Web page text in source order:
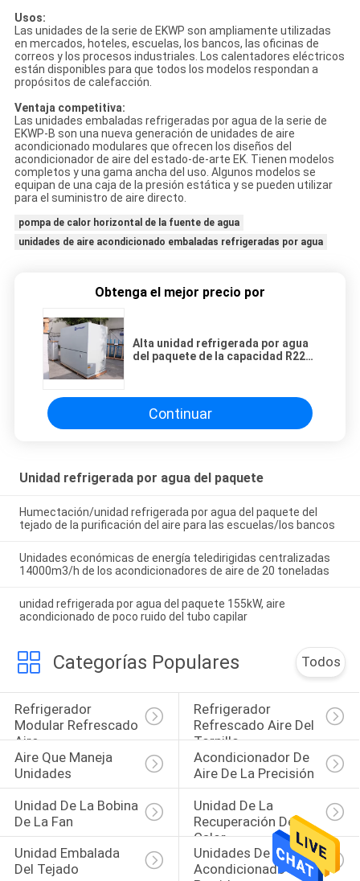
Usos:
Las unidades de la serie de EKWP son ampliamente utilizadas
en mercados, hoteles, escuelas, los bancos, las oficinas de
correos y los procesos industriales. Los calentadores eléctricos
están disponibles para que todos los modelos respondan a
propósitos de calefacción.
Ventaja competitiva:
Las unidades embaladas refrigeradas por agua de la serie de
EKWP-B son una nueva generación de unidades de aire
acondicionado modulares que ofrecen los diseños del
acondicionador de aire del estado-de-arte EK. Tienen modelos
completos y una gama ancha del uso. Algunos modelos se
equipan de una caja de la presión estática y se pueden utilizar
para el suministro de aire directo.
pompa de calor horizontal de la fuente de agua
unidades de aire acondicionado embaladas refrigeradas por agua
Obtenga el mejor precio por
Alta unidad refrigerada por agua
del paquete de la capacidad R22
Continuar
Unidad refrigerada por agua del paquete
Humectación/unidad refrigerada por agua del paquete del
tejado de la purificación del aire para las escuelas/los bancos
Unidades económicas de energía teledirigidas centralizadas
14000m3/h de los acondicionadores de aire de 20 toneladas
unidad refrigerada por agua del paquete 155kW, aire
acondicionado de poco ruido del tubo capilar
Categorías Populares Todos
Refrigerador
Modular Refrescado
Aire
Refrigerador
Refrescado Aire Del
Tornillo
Aire Que Maneja
Unidades
Acondicionador De
Aire De La Precisión
Unidad De La Bobina
De La Fan
Unidad De La
Recuperación De
Calor
Unidad Embalada
Del Tejado
Unidades De Aire
Acondicionado